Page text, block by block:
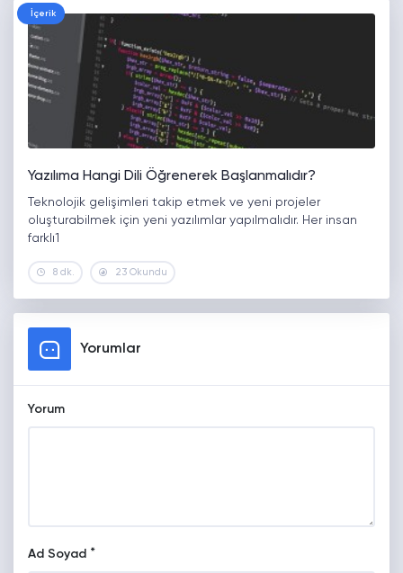
İçerik
Yazılıma Hangi Dili Öğrenerek Başlanmalıdır?
Teknolojik gelişimleri takip etmek ve yeni projeler
oluşturabilmek için yeni yazılımlar yapılmalıdır. Her insan
farklı1
8 dk. 23 Okundu
Yorumlar
Yorum
Ad Soyad *